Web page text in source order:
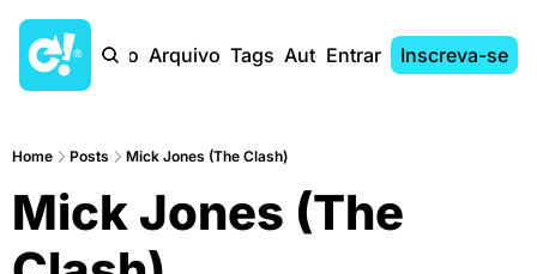
Início Arquivo Tags AutoresEntrar Inscreva-se
Home Posts Mick Jones (The Clash)
Mick Jones (The